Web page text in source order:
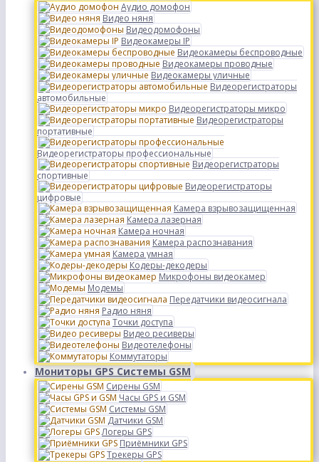
Аудио домофон
Видео няня
Видеодомофоны
Видеокамеры IP
Видеокамеры беспроводные
Видеокамеры проводные
Видеокамеры уличные
Видеорегистраторы
автомобильные
Видеорегистраторы микро
Видеорегистраторы
портативные
Видеорегистраторы профессиональные
Видеорегистраторы
спортивные
Видеорегистраторы
цифровые
Камера взрывозащищенная
Камера лазерная
Камера ночная
Камера распознавания
Камера умная
Кодеры-декодеры
Микрофоны видеокамер
Модемы
Передатчики видеосигнала
Радио няня
Точки доступа
Видео ресиверы
Видеотелефоны
Коммутаторы
Мониторы GPS Системы GSM
Сирены GSM
Часы GPS и GSM
Системы GSM
Датчики GSM
Логеры GPS
Приёмники GPS
Трекеры GPS